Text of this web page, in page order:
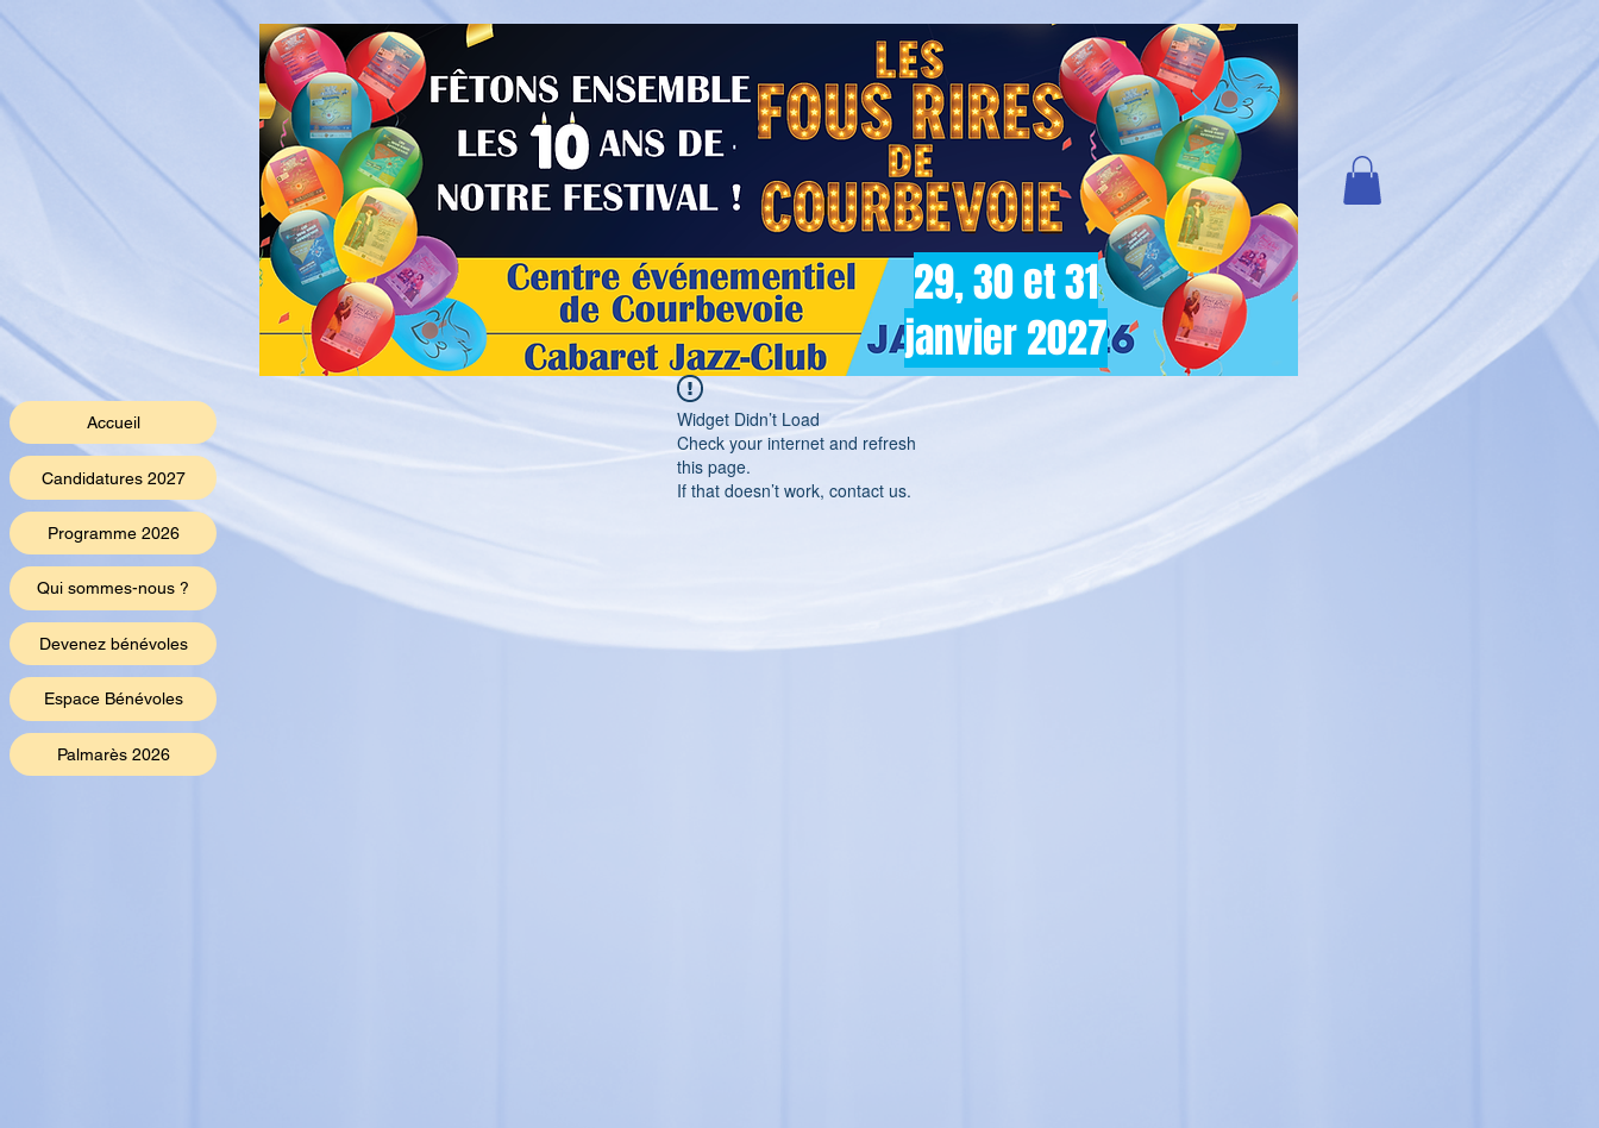
29, 30 et 31
janvier 2027
Widget Didn’t Load
Check your internet and refresh
this page.
If that doesn’t work, contact us.
Accueil
Candidatures 2027
Programme 2026
Qui sommes-nous ?
Devenez bénévoles
Espace Bénévoles
Palmarès 2026